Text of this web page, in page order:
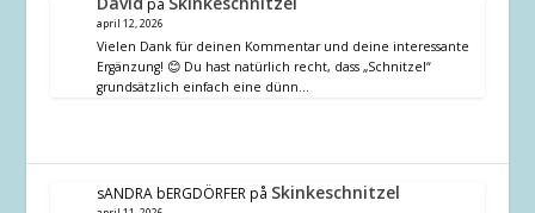
på
april 12, 2026
Vielen Dank für deinen Kommentar und deine interessante
Ergänzung! 😊 Du hast natürlich recht, dass „Schnitzel“
grundsätzlich einfach eine dünn…
sANDRA bERGDÖRFERpå Skinkeschnitzel